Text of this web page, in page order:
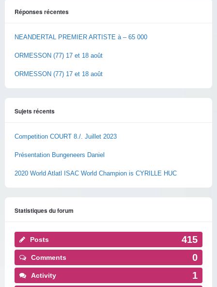
Réponses récentes
NEANDERTAL PREMIER ARTISTE à – 65 000
ORMESSON (77) 17 et 18 août
ORMESSON (77) 17 et 18 août
Sujets récents
Competition COURT 8./. Juillet 2023
Présentation Bungeneers Daniel
2020 World Atlatl ISAC World Champion is CYRILLE HUC
Statistiques du forum
Posts 415
Comments 0
Activity 1